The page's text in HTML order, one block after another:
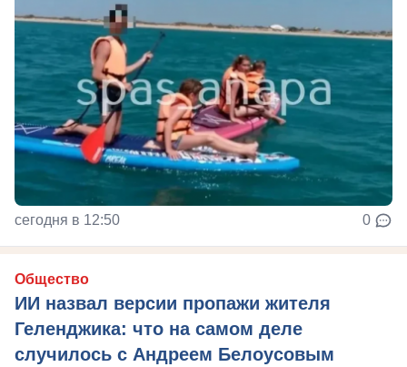
сегодня в 12:50 0
Общество
ИИ назвал версии пропажи жителя
Геленджика: что на самом деле
случилось с Андреем Белоусовым